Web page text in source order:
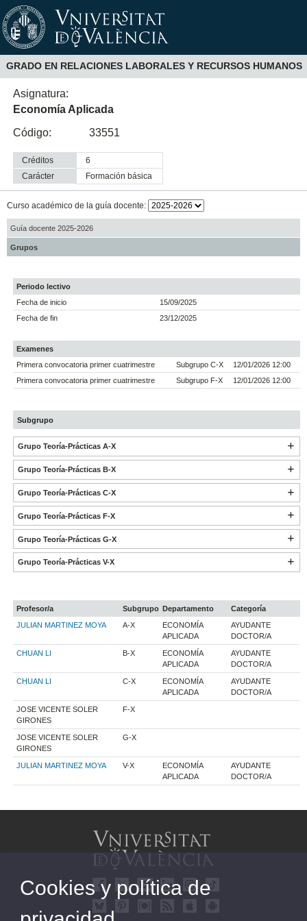
GRADO EN RELACIONES LABORALES Y RECURSOS HUMANOS
Asignatura:
Economía Aplicada
Código:
33551
Créditos
6
Carácter
formación básica
Curso académico de la guía docente:
Guía docente 2025-2026
Grupos
Periodo lectivo
Fecha de inicio
15/09/2025
Fecha de fin
23/12/2025
Examenes
Primera convocatoria primer cuatrimestre
Subgrupo C-X
12/01/2026 12:00
Primera convocatoria primer cuatrimestre
Subgrupo F-X 12/01/2026 12:00
Subgrupo
Grupo Teoría-Prácticas A-X
Grupo Teoría-Prácticas B-X
Grupo Teoría-Prácticas C-X
Grupo Teoría-Prácticas F-X
Grupo Teoría-Prácticas G-X
Grupo Teoría-Prácticas V-X
Profesor/a Subgrupo Departamento
Categoría
JULIAN MARTINEZ MOYA
A-X
ECONOMÍA
APLICADA
AYUDANTE
DOCTOR/A
CHUAN LI B-X
ECONOMÍA
APLICADA
AYUDANTE
DOCTOR/A
CHUAN LI C-X
ECONOMÍA
APLICADA
AYUDANTE
DOCTOR/A
JOSE VICENTE SOLER
GIRONES
F-X
JOSE VICENTE SOLER
GIRONES
G-X
JULIAN MARTINEZ MOYA V-X
ECONOMÍA
APLICADA
AYUDANTE
DOCTOR/A
Cookies y política de